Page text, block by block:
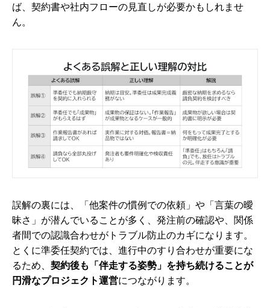
ば、契約書や社内フローの見直しが必要かもしれませ
ん。
誤解の裏には、「他案件の慣例での依頼」や「言葉の曖
昧さ」が潜んでいることが多く、発注前の確認や、関係
者間での認識合わせがトラブル防止のカギになります。
とくに準委任契約では、進行中のすり合わせが重要にな
るため、 契約後も「伴走する姿勢」を持ち続けることが
円滑なプロジェクト運営につながります。